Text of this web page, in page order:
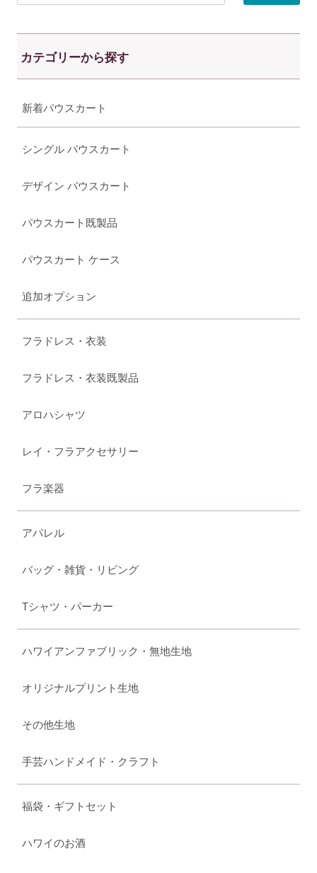
カテゴリーから探す
新着パウスカート
シングル パウスカート
デザイン パウスカート
パウスカート既製品
パウスカート ケース
追加オプション
フラドレス・衣装
フラドレス・衣装既製品
アロハシャツ
レイ・フラアクセサリー
フラ楽器
アパレル
バッグ・雑貨・リビング
Tシャツ・パーカー
ハワイアンファブリック・無地生地
オリジナルプリント生地
その他生地
手芸ハンドメイド・クラフト
福袋・ギフトセット
ハワイのお酒